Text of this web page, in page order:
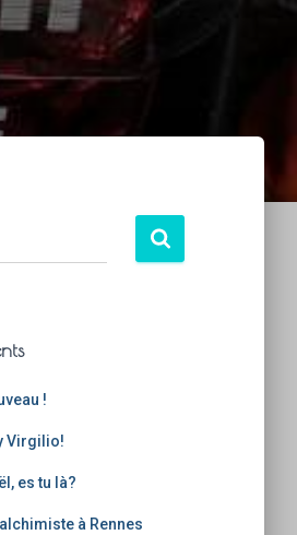
!
Virgilio!
es tu là?
à Rennes